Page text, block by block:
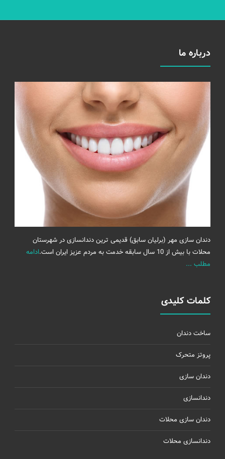
درباره ما
دندان سازی مهر (برلیان سابق) قدیمی ترین دندانسازی در شهرستان
محلات با بیش از 10 سال سابقه خدمت به مردم عزیز ایران است.
ادامه
مطلب ...
کلمات کلیدی
ساخت دندان
پروتز متحرک
دندان سازی
دندانسازی
دندان سازی محلات
دندانسازی محلات